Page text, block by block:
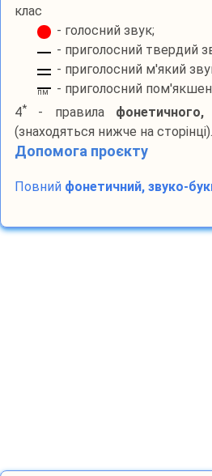
клас
- голосний звук;
- приголосний твердий
- приголосний м'який
пм
- приголосний
4*- правила фонетичного,
(знаходяться нижче на сторінці).
Допомога проєкту
Повний фонетичний, звуко-